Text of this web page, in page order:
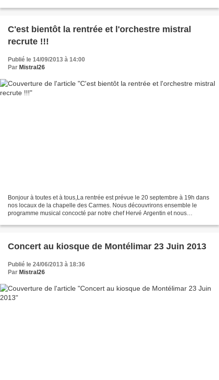
C'est bientôt la rentrée et l'orchestre mistral
recrute !!!
Publié le 14/09/2013 à 14:00
Par Mistral26
Bonjour à toutes et à tous,La rentrée est prévue le 20 septembre à 19h dans
nos locaux de la chapelle des Carmes. Nous découvrirons ensemble le
programme musical concocté par notre chef Hervé Argentin et nous
Concert au kiosque de Montélimar 23 Juin 2013
Publié le 24/06/2013 à 18:36
Par Mistral26